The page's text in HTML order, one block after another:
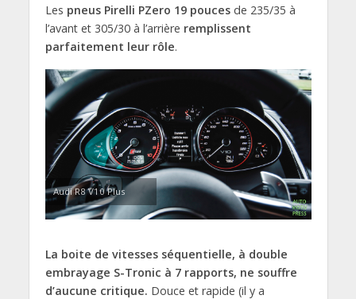
Les pneus Pirelli PZero 19 poucesde 235/35 à
l’avant et 305/30 à l’arrière remplissent
parfaitement leur rôle.
Audi R8 V10 Plus
La boite de vitesses séquentielle, à double
embrayage S-Tronic à 7 rapports, ne souffre
d’aucune critique. Douce et rapide (il y a